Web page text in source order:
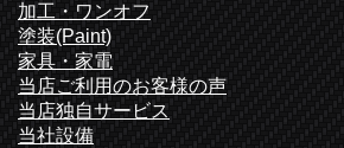
加工・ワンオフ
塗装(Paint)
家具・家電
当店ご利用のお客様の声
当店独自サービス
当社設備